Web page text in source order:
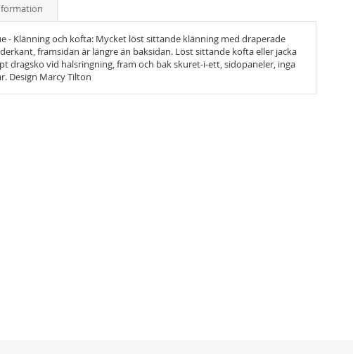
- Klänning och kofta: Mycket löst sittande klänning med draperade
framsidan är längre än baksidan. Löst sittande kofta eller jacka
dragsko vid halsringning, fram och bak skuret-i-ett, sidopaneler, inga
Design Marcy Tilton